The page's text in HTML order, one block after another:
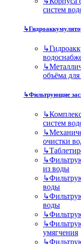
систем
↳
↳
↳
объёма
↳Фильтрующие
↳
систем
↳
очистки
↳
↳
из воды
↳
воды
↳
воды
↳
↳
умягчения
↳